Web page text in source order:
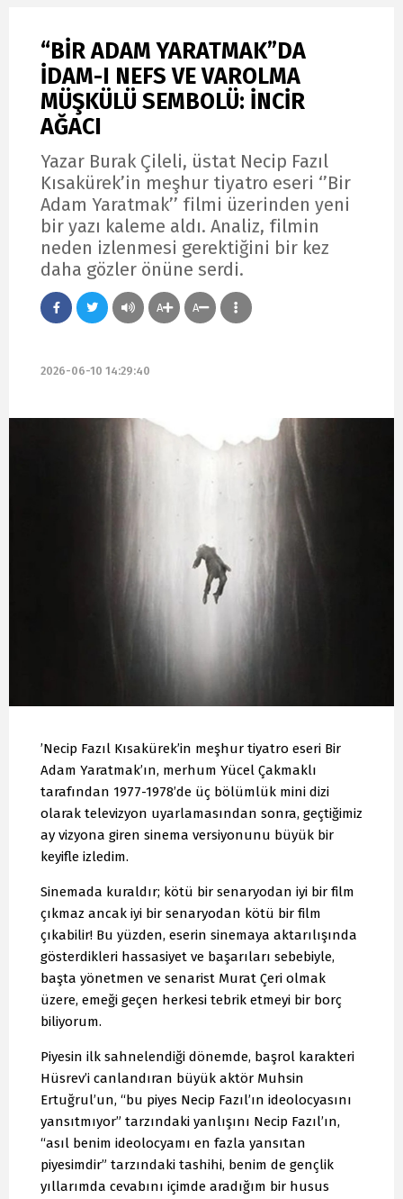
“BİR ADAM YARATMAK”DA
İDAM-I NEFS VE VAROLMA
MÜŞKÜLÜ SEMBOLÜ: İNCİR
AĞACI
Yazar Burak Çileli, üstat Necip Fazıl
Kısakürek’in meşhur tiyatro eseri ‘’Bir
Adam Yaratmak’’ filmi üzerinden yeni
bir yazı kaleme aldı. Analiz, filmin
neden izlenmesi gerektiğini bir kez
daha gözler önüne serdi.
A A
2026-06-10 14:29:40
’Necip Fazıl Kısakürek’in meşhur tiyatro eseri Bir
Adam Yaratmak’ın, merhum Yücel Çakmaklı
tarafından 1977-1978’de üç bölümlük mini dizi
olarak televizyon uyarlamasından sonra, geçtiğimiz
ay vizyona giren sinema versiyonunu büyük bir
keyifle izledim.
Sinemada kuraldır; kötü bir senaryodan iyi bir film
çıkmaz ancak iyi bir senaryodan kötü bir film
çıkabilir! Bu yüzden, eserin sinemaya aktarılışında
gösterdikleri hassasiyet ve başarıları sebebiyle,
başta yönetmen ve senarist Murat Çeri olmak
üzere, emeği geçen herkesi tebrik etmeyi bir borç
biliyorum.
Piyesin ilk sahnelendiği dönemde, başrol karakteri
Hüsrev’i canlandıran büyük aktör Muhsin
Ertuğrul’un, “bu piyes Necip Fazıl’ın ideolocyasını
yansıtmıyor” tarzındaki yanlışını Necip Fazıl’ın,
“asıl benim ideolocyamı en fazla yansıtan
piyesimdir” tarzındaki tashihi, benim de gençlik
yıllarımda cevabını içimde aradığım bir husus